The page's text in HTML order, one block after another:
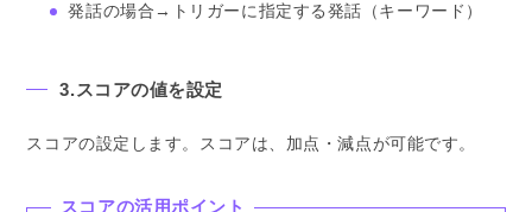
発話の場合→トリガーに指定する発話（キーワード）
3.スコアの値を設定
スコアの設定します。スコアは、加点・減点が可能です。
スコアの活用ポイント